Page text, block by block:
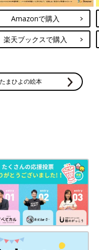
Amazonで購入
楽天ブックスで購入
たまひよの絵本